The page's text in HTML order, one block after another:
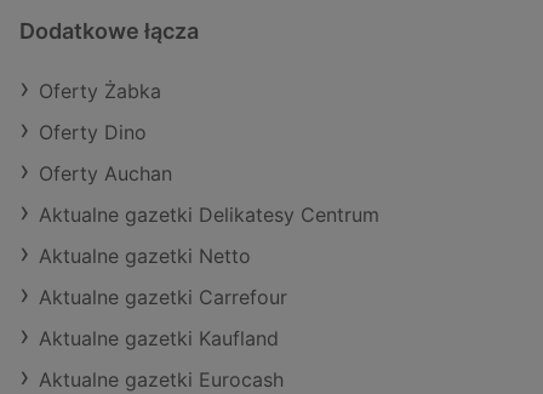
Dodatkowe łącza
Oferty Żabka
Oferty Dino
Oferty Auchan
Aktualne gazetki Delikatesy Centrum
Aktualne gazetki Netto
Aktualne gazetki Carrefour
Aktualne gazetki Kaufland
Aktualne gazetki Eurocash